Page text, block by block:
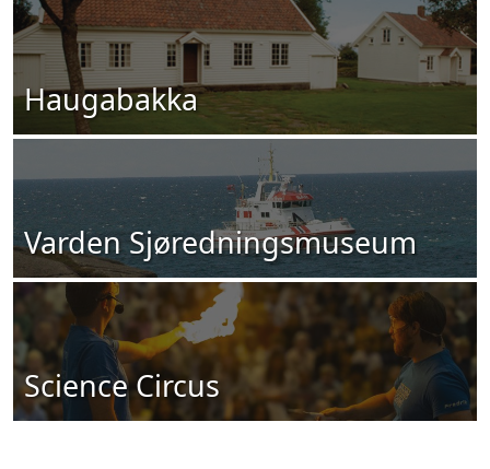
Haugabakka
Varden Sjøredningsmuseum
Science Circus